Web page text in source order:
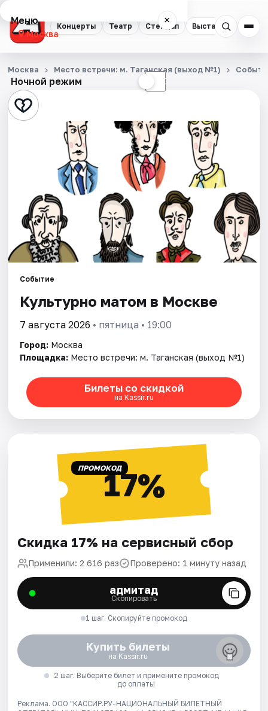
Концерты Театр Стендап Выставки
Меню ×
Москва
Концерты
Театр
Стендап
Экскурсии
Спорт
События
Города
Площадки
Артисты
Рейтинги
Ночной режим ☾
Москва Место встречи: м. Таганская (выход №1)
Событие
Культурно матом в Москве
7 августа 2026 • пятница • 19:00
Город: Москва
Площадка: Место встречи: м. Таганская (выход №1)
Билеты со скидкой
на Kassir.ru
ПРОМОКОД17%
Скидка 17% на сервисный сбор
Применили: 2 616 раз Проверено: 1 минуту назад
адмитад
Скопировать
1 шаг. Скопируйте промокод
Купить билеты
на Kassir.ru
2 шаг. Выберите билет и примените промокод
до оплаты
Реклама. ООО "КАССИР.РУ-НАЦИОНАЛЬНЫЙ БИЛЕТНЫЙ